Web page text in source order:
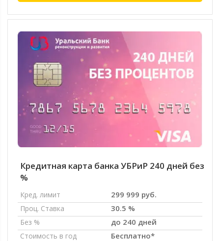
Кредитная карта банка УБРиР 240 дней без
%
Кред. лимит 299 999 руб.
Проц. Ставка 30.5 %
Без % до 240 дней
Стоимость в год Бесплатно*